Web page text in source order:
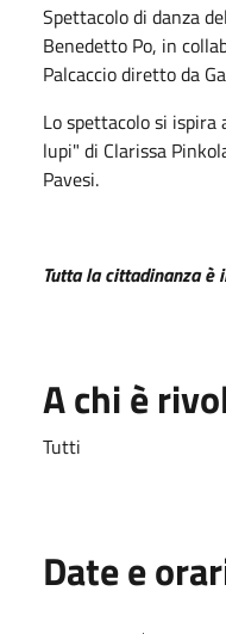
Spettacolo di danza
Benedetto Po, in
Palcaccio diretto da
Lo spettacolo si ispira
lupi" di Clarissa
Pavesi.
Tutta la cittadinanza è
A chi è
Tutti
Date e